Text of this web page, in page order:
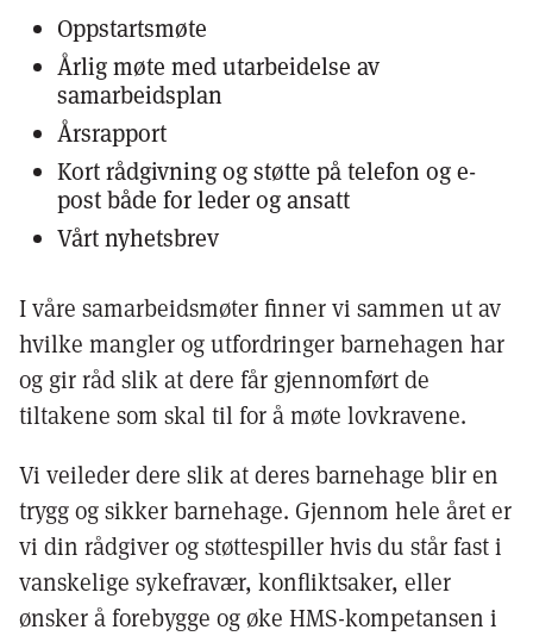
Oppstartsmøte
Årlig møte med utarbeidelse av
samarbeidsplan
Årsrapport
Kort rådgivning og støtte på telefon og e-
post både for leder og ansatt
Vårt nyhetsbrev
I våre samarbeidsmøter finner vi sammen ut av
hvilke mangler og utfordringer barnehagen har
og gir råd slik at dere får gjennomført de
tiltakene som skal til for å møte lovkravene.
Vi veileder dere slik at deres barnehage blir en
trygg og sikker barnehage. Gjennom hele året er
vi din rådgiver og støttespiller hvis du står fast i
vanskelige sykefravær, konfliktsaker, eller
ønsker å forebygge og øke HMS-kompetansen i